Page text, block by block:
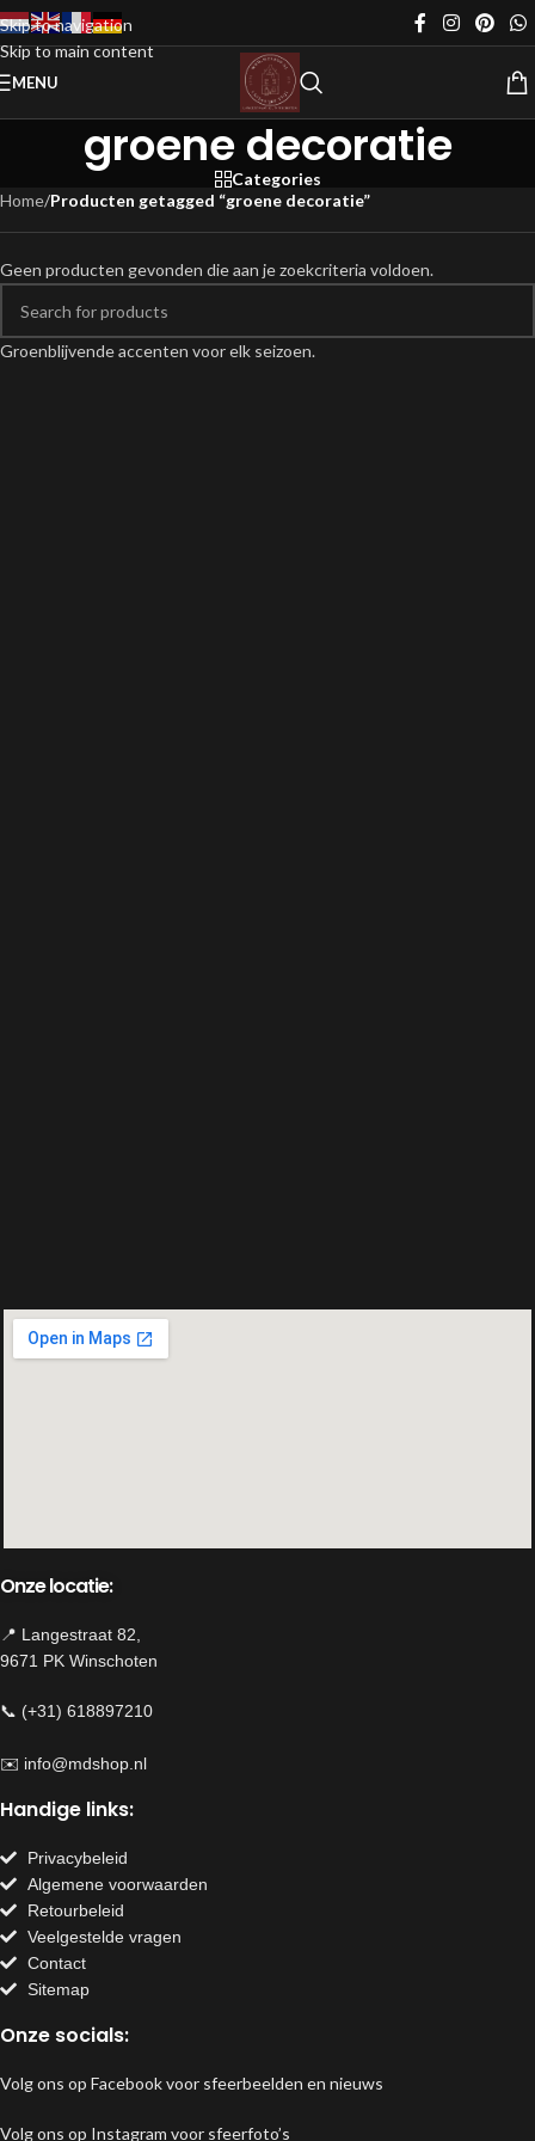
Skip to navigation
Skip to main content
MENU
groene decoratie
Categories
Home/Producten getagged “groene decoratie”
Geen producten gevonden die aan je zoekcriteria voldoen.
Groenblijvende accenten voor elk seizoen.
Onze locatie:
📍 Langestraat 82,
9671 PK Winschoten
📞 (+31) 618897210
✉️ info@mdshop.nl
Handige links:
Privacybeleid
Algemene voorwaarden
Retourbeleid
Veelgestelde vragen
Contact
Sitemap
Onze socials:
Volg ons op Facebook voor sfeerbeelden en nieuws
Volg ons op Instagram voor sfeerfoto’s